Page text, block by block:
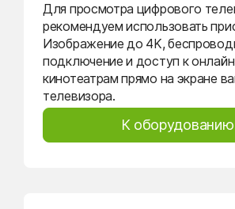
Для просмотра цифрового
рекомендуем использовать
Изображение до 4K,
подключение и доступ к
кинотеатрам прямо на экране
телевизора.
К оборудованию